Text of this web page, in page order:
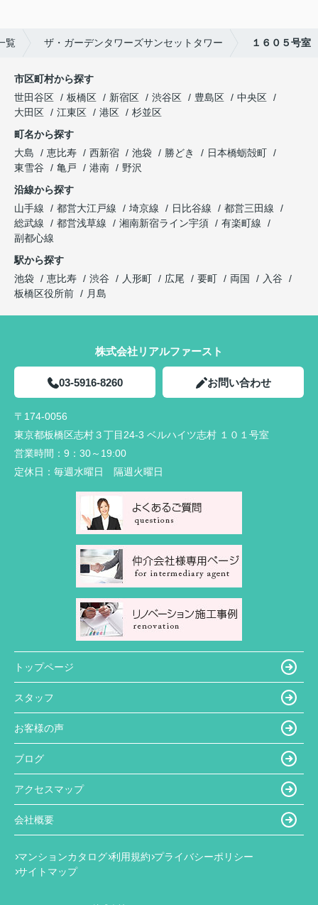
覧 ザ・ガーデンタワーズサンセットタワー １６０５号室
市区町村から探す
世田谷区
板橋区 新宿区 渋谷区 豊島区
中央区
大田区
江東区 港区
杉並区
町名から探す
大島
恵比寿 西新宿 池袋 勝どき
日本橋蛎殻町
東雪谷
亀戸 港南
野沢
沿線から探す
山手線
都営大江戸線 埼京線 日比谷線
都営三田線
総武線
都営浅草線 湘南新宿ライン宇須
有楽町線
副都心線
駅から探す
池袋
恵比寿 渋谷 人形町 広尾 要町 両国
入谷
板橋区役所前
月島
株式会社リアルファースト
03-5916-8260 お問い合わせ
〒174-0056
東京都板橋区志村３丁目24-3 ベルハイツ志村 １０１号室
営業時間： 9：30～19:00
定休日： 毎週水曜日 隔週火曜日
トップページ
スタッフ
お客様の声
ブログ
アクセスマップ
会社概要
マンションカタログ 利用規約 プライバシーポリシー
サイトマップ